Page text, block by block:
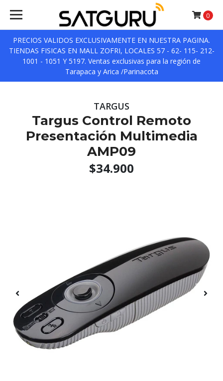
PRECIOS VALIDOS EXCLUSIVAMENTE EN NUESTRA PAGINA.
TIENDAS FISICAS EN MALL ZOFRI, LOCALES 57 - 62- 115- 212-
1001 - 1051 Y 5197. Ventas exclusivas para la región de
Tarapaca y Arica /Parinacota
0
TARGUS
Targus Control Remoto
Presentación Multimedia
AMP09
$34.900